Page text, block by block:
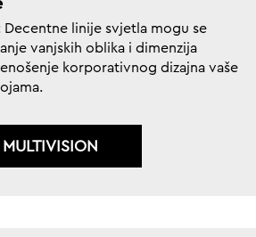
Decentne linije svjetla mogu se
vanjskih oblika i dimenzija
korporativnog dizajna vaše
MULTIVISION